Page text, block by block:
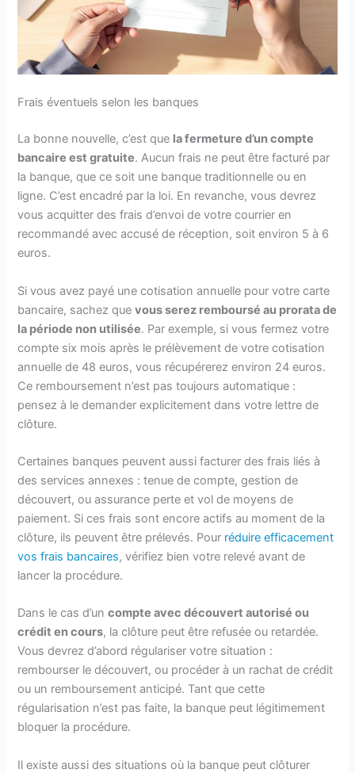
Frais éventuels selon les banques
La bonne nouvelle, c’est que la fermeture d’un compte
bancaire est gratuite. Aucun frais ne peut être facturé par
la banque, que ce soit une banque traditionnelle ou en
ligne. C’est encadré par la loi. En revanche, vous devrez
vous acquitter des frais d’envoi de votre courrier en
recommandé avec accusé de réception, soit environ 5 à 6
euros.
Si vous avez payé une cotisation annuelle pour votre carte
bancaire, sachez quevous serez remboursé au prorata de
la période non utilisée. Par exemple, si vous fermez votre
compte six mois après le prélèvement de votre cotisation
annuelle de 48 euros, vous récupérerez environ 24 euros.
Ce remboursement n’est pas toujours automatique :
pensez à le demander explicitement dans votre lettre de
clôture.
Certaines banques peuvent aussi facturer des frais liés à
des services annexes : tenue de compte, gestion de
découvert, ou assurance perte et vol de moyens de
paiement. Si ces frais sont encore actifs au moment de la
clôture, ils peuvent être prélevés. Pour réduire efficacement
vos frais bancaires, vérifiez bien votre relevé avant de
lancer la procédure.
Dans le cas d’uncompte avec découvert autorisé ou
crédit en cours, la clôture peut être refusée ou retardée.
Vous devrez d’abord régulariser votre situation :
rembourser le découvert, ou procéder à un rachat de crédit
ou un remboursement anticipé. Tant que cette
régularisation n’est pas faite, la banque peut légitimement
bloquer la procédure.
Il existe aussi des situations où la banque peut clôturer